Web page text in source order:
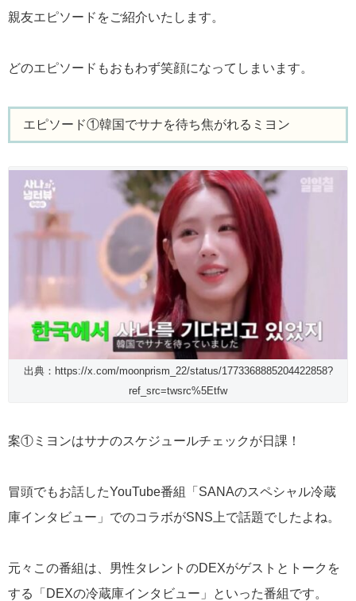
親友エピソードをご紹介いたします。
どのエピソードもおもわず笑顔になってしまいます。
エピソード①韓国でサナを待ち焦がれるミヨン
出典：https://x.com/moonprism_22/status/1773368885204422858?
ref_src=twsrc%5Etfw
案①ミヨンはサナのスケジュールチェックが日課！
冒頭でもお話したYouTube番組「SANAのスペシャル冷蔵
庫インタビュー」でのコラボがSNS上で話題でしたよね。
元々この番組は、男性タレントのDEXがゲストとトークを
する「DEXの冷蔵庫インタビュー」といった番組です。